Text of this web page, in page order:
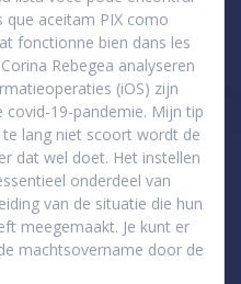
que aceitam PIX como
fonctionne bien dans les
Rebegea analyseren
(iOS) zijn
covid-19-pandemie. Mijn tip
lang niet scoort wordt de
dat wel doet. Het instellen
onderdeel van
van de situatie die hun
meegemaakt. Je kunt er
machtsovername door de